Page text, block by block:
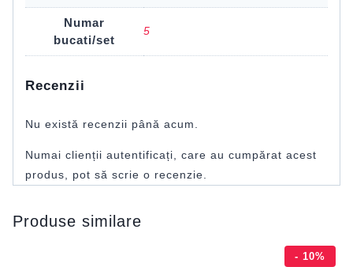
Numar
bucati/set
5
Recenzii
Nu există recenzii până acum.
Numai clienții autentificați, care au cumpărat acest
produs, pot să scrie o recenzie.
Produse similare
- 10%